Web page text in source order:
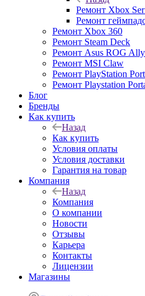
Ремонт Xbox
Ремонт
Ремонт Xbox 360
Ремонт Steam Deck
Ремонт Asus ROG Ally
Ремонт MSI Claw
Ремонт PlayStation
Ремонт Playstation
Блог
Бренды
Как купить
Назад
Как купить
Условия оплаты
Условия доставки
Гарантия на товар
Компания
Назад
Компания
О компании
Новости
Отзывы
Карьера
Контакты
Лицензии
Магазины